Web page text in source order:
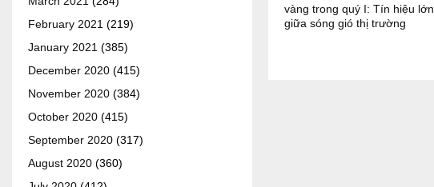
vàng trong quý I: Tín hiệu lớn
giữa sóng gió thị trường
February 2021 (219)
January 2021 (385)
December 2020 (415)
November 2020 (384)
October 2020 (415)
September 2020 (317)
August 2020 (360)